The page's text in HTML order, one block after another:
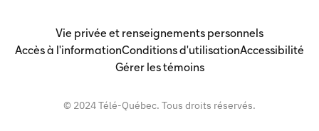
Vie privée et renseignements personnels
Accès à l'informationConditions d'utilisationAccessibilité
Gérer les témoins
© 2024 Télé-Québec. Tous droits réservés.